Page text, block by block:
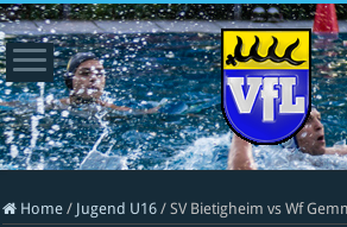
Home / Jugend U16 / SV Bietigheim vs Wf